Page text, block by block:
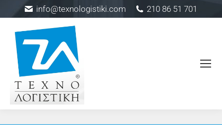
info@texnologistiki.com 210 86 51 701